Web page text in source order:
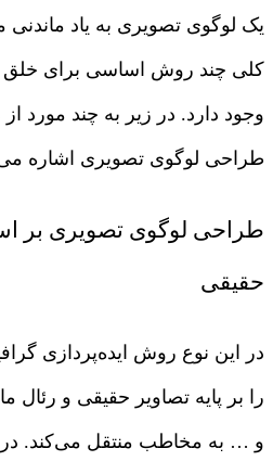
یک لوگوی تصویری به یاد
کلی چند روش اساسی برای خلق
وجود دارد. در زیر به چند مورد
طراحی لوگوی تصویری اشاره
طراحی لوگوی تصویری بر
حقیقی
در این نوع روش ایده‌پردازی
را بر پایه تصاویر حقیقی و رئال
و … به مخاطب منتقل می‌کند. در